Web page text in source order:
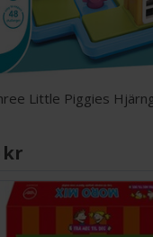
Little Piggies